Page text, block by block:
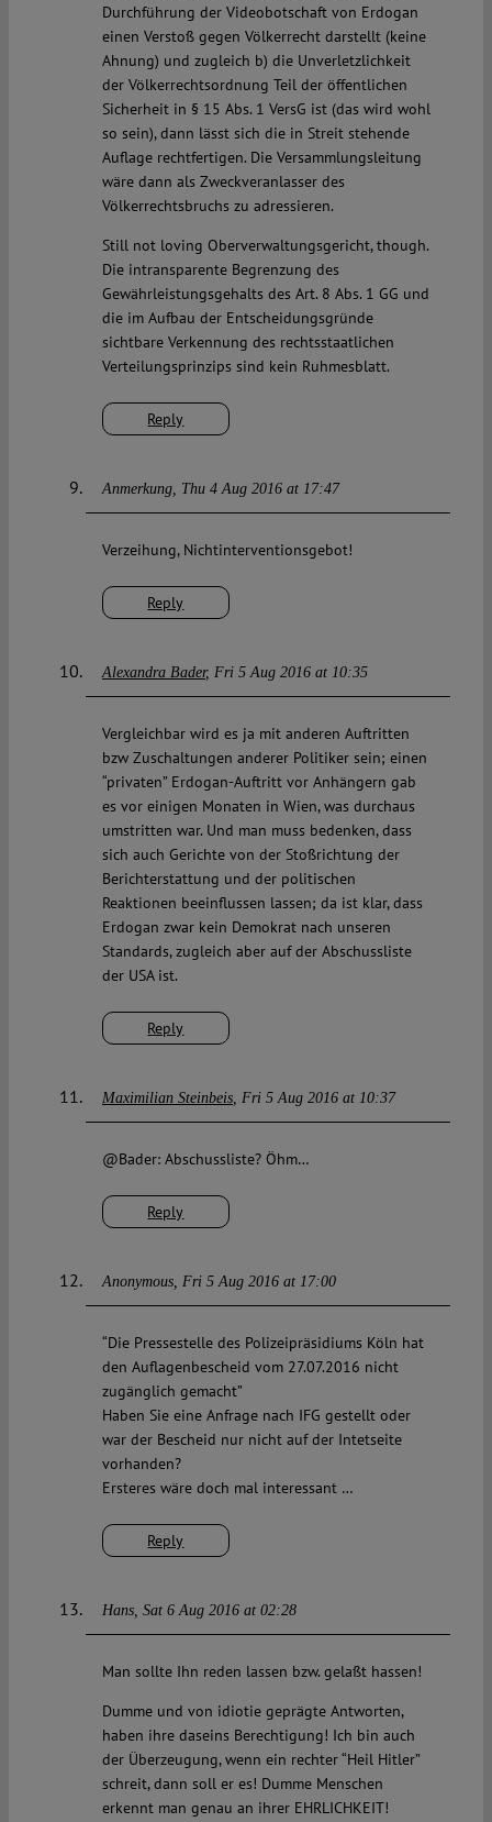
Reply
Durchführung der Videobotschaft von Erdogan
einen Verstoß gegen Völkerrecht darstellt (keine
Ahnung) und zugleich b) die Unverletzlichkeit
der Völkerrechtsordnung Teil der öffentlichen
Sicherheit in § 15 Abs. 1 VersG ist (das wird wohl
so sein), dann lässt sich die in Streit stehende
Auflage rechtfertigen. Die Versammlungsleitung
wäre dann als Zweckveranlasser des
Völkerrechtsbruchs zu adressieren.
Still not loving Oberverwaltungsgericht, though.
Die intransparente Begrenzung des
Gewährleistungsgehalts des Art. 8 Abs. 1 GG und
die im Aufbau der Entscheidungsgründe
sichtbare Verkennung des rechtsstaatlichen
Verteilungsprinzips sind kein Ruhmesblatt.
Anmerkung Thu 4 Aug 2016 at 17:47
Reply
Verzeihung, Nichtinterventionsgebot!
Alexandra Bader Fri 5 Aug 2016 at 10:35
Reply
Vergleichbar wird es ja mit anderen Auftritten
bzw Zuschaltungen anderer Politiker sein; einen
“privaten” Erdogan-Auftritt vor Anhängern gab
es vor einigen Monaten in Wien, was durchaus
umstritten war. Und man muss bedenken, dass
sich auch Gerichte von der Stoßrichtung der
Berichterstattung und der politischen
Reaktionen beeinflussen lassen; da ist klar, dass
Erdogan zwar kein Demokrat nach unseren
Standards, zugleich aber auf der Abschussliste
der USA ist.
Maximilian Steinbeis Fri 5 Aug 2016 at 10:37
Reply
@Bader: Abschussliste? Öhm…
Anonymous Fri 5 Aug 2016 at 17:00
Reply
“Die Pressestelle des Polizeipräsidiums Köln hat
den Auflagenbescheid vom 27.07.2016 nicht
zugänglich gemacht”
Haben Sie eine Anfrage nach IFG gestellt oder
war der Bescheid nur nicht auf der Intetseite
vorhanden?
Ersteres wäre doch mal interessant …
Hans Sat 6 Aug 2016 at 02:28
Man sollte Ihn reden lassen bzw. gelaßt hassen!
Dumme und von idiotie geprägte Antworten,
haben ihre daseins Berechtigung! Ich bin auch
der Überzeugung, wenn ein rechter “Heil Hitler”
schreit, dann soll er es! Dumme Menschen
erkennt man genau an ihrer EHRLICHKEIT!